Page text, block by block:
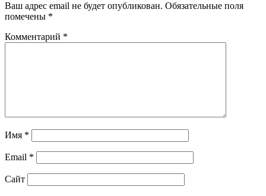
Ваш адрес email не будет опубликован. Обязательные поля
помечены *
Комментарий *
Имя *
Email *
Сайт